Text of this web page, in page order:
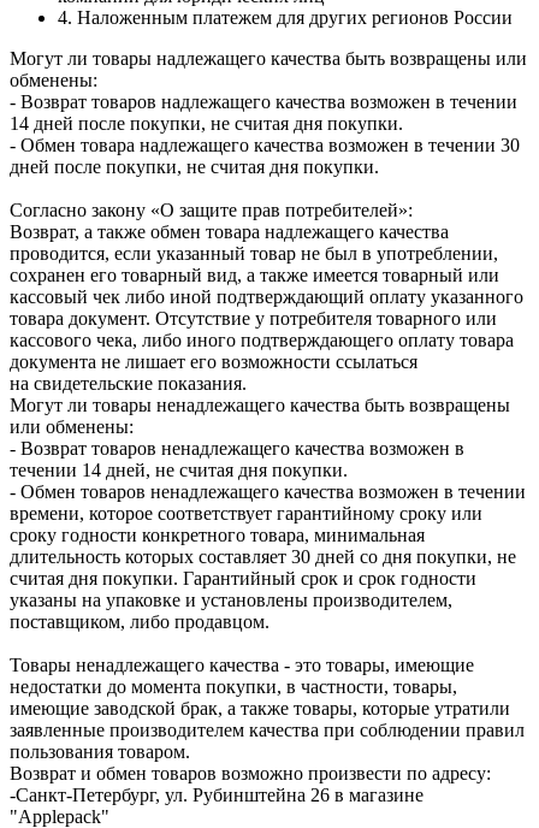
4. Наложенным платежем для других регионов России
Могут ли товары надлежащего качества быть возвращены или
обменены:
- Возврат товаров надлежащего качества возможен в течении
14 дней после покупки, не считая дня покупки.
- Обмен товара надлежащего качества возможен в течении 30
дней после покупки, не считая дня покупки.
Согласно закону «О защите прав потребителей»:
Возврат, а также обмен товара надлежащего качества
проводится, если указанный товар не был в употреблении,
сохранен его товарный вид, а также имеется товарный или
кассовый чек либо иной подтверждающий оплату указанного
товара документ. Отсутствие у потребителя товарного или
кассового чека, либо иного подтверждающего оплату товара
документа не лишает его возможности ссылаться
на свидетельские показания.
Могут ли товары ненадлежащего качества быть возвращены
или обменены:
- Возврат товаров ненадлежащего качества возможен в
течении 14 дней, не считая дня покупки.
- Обмен товаров ненадлежащего качества возможен в течении
времени, которое соответствует гарантийному сроку или
сроку годности конкретного товара, минимальная
длительность которых составляет 30 дней со дня покупки, не
считая дня покупки. Гарантийный срок и срок годности
указаны на упаковке и установлены производителем,
поставщиком, либо продавцом.
Товары ненадлежащего качества - это товары, имеющие
недостатки до момента покупки, в частности, товары,
имеющие заводской брак, а также товары, которые утратили
заявленные производителем качества при соблюдении правил
пользования товаром.
Возврат и обмен товаров возможно произвести по адресу:
-Санкт-Петербург, ул. Рубинштейна 26 в магазине
"Applepack"